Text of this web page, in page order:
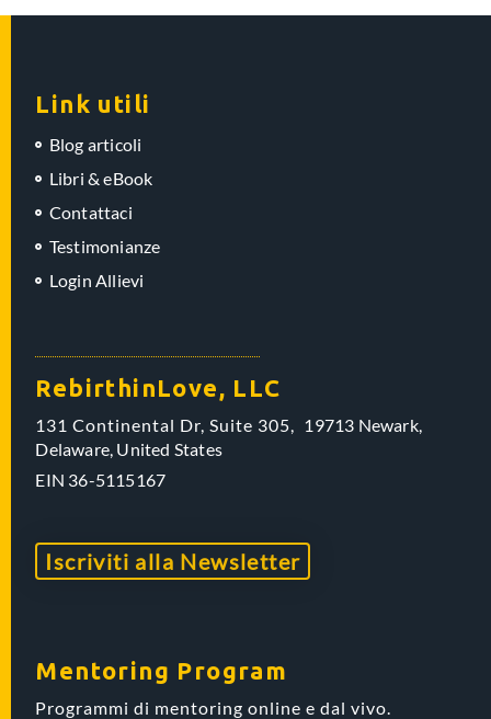
Link utili
Blog articoli
Libri & eBook
Contattaci
Testimonianze
Login Allievi
RebirthinLove, LLC
131 Continental Dr, Suite 305, 19713 Newark,
Delaware, United States
EIN 36-5115167
Iscriviti alla Newsletter
Mentoring Program
Programmi di mentoring online e dal vivo.